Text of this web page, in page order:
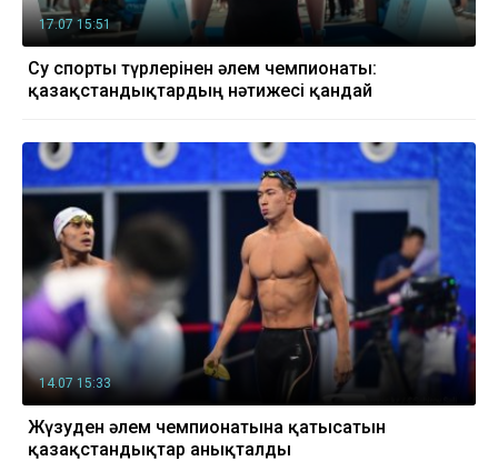
17.07 15:51
Су спорты түрлерінен әлем чемпионаты:
қазақстандықтардың нәтижесі қандай
14.07 15:33
Жүзуден әлем чемпионатына қатысатын
қазақстандықтар анықталды